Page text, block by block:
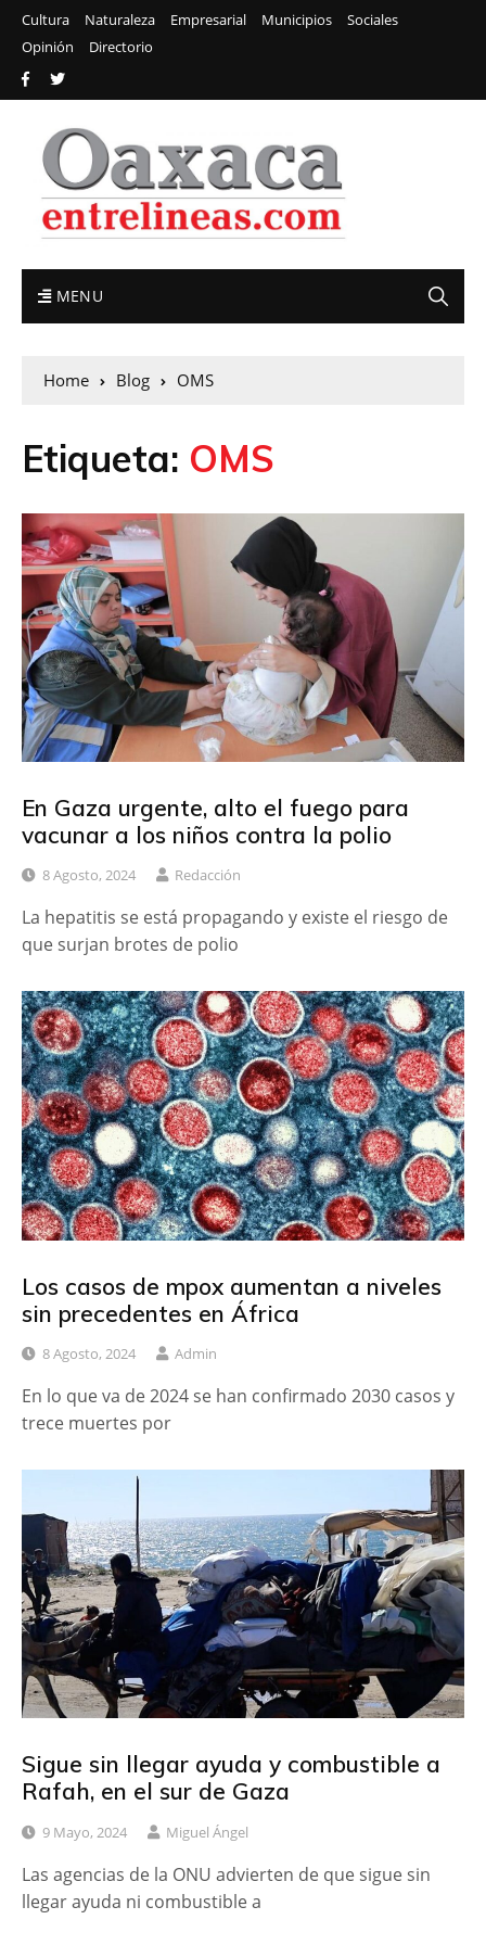
Cultura Naturaleza Empresarial Municipios
Sociales
Opinión
Directorio
MENU
Home Blog OMS
Etiqueta: OMS
En Gaza urgente, alto el fuego para
vacunar a los niños contra la polio
8 Agosto, 2024 Redacción
La hepatitis se está propagando y existe el riesgo de
que surjan brotes de polio
Los casos de mpox aumentan a niveles
sin precedentes en África
8 Agosto, 2024 Admin
En lo que va de 2024 se han confirmado 2030 casos y
trece muertes por
Sigue sin llegar ayuda y combustible a
Rafah, en el sur de Gaza
9 Mayo, 2024 Miguel Ángel
Las agencias de la ONU advierten de que sigue sin
llegar ayuda ni combustible a